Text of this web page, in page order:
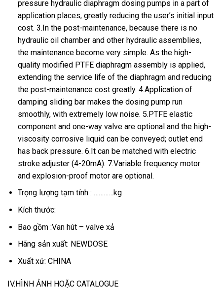
pressure hydraulic diaphragm dosing pumps in a part of
application places, greatly reducing the user’s initial input
cost. 3.In the post-maintenance, because there is no
hydraulic oil chamber and other hydraulic assemblies,
the maintenance become very simple. As the high-
quality modified PTFE diaphragm assembly is applied,
extending the service life of the diaphragm and reducing
the post-maintenance cost greatly. 4.Application of
damping sliding bar makes the dosing pump run
smoothly, with extremely low noise. 5.PTFE elastic
component and one-way valve are optional and the high-
viscosity corrosive liquid can be conveyed; outlet end
has back pressure. 6.It can be matched with electric
stroke adjuster (4-20mA). 7.Variable frequency motor
and explosion-proof motor are optional.
Trọng lượng tạm tính : …………kg
Kích thước:
Bao gồm :Van hút – valve xả
Hãng sản xuất: NEWDOSE
Xuất xứ: CHINA
IV.HÌNH ẢNH HOẶC CATALOGUE